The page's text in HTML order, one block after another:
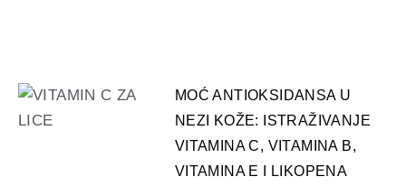
MOĆ ANTIOKSIDANSA U
NEZI KOŽE: ISTRAŽIVANJE
VITAMINA C, VITAMINA B,
VITAMINA E I LIKOPENA